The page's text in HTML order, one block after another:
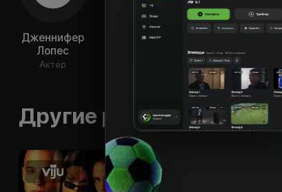
Дженнифер
Лопес
Актёр
Райан
Актёр
Другие работы